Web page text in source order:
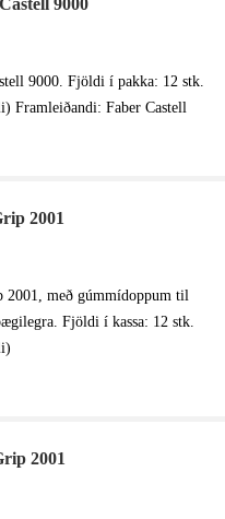
9000
9000. Fjöldi í pakka: 12 stk.
Framleiðandi: Faber Castell
2001
2001, með gúmmídoppum til
Fjöldi í kassa: 12 stk.
2001